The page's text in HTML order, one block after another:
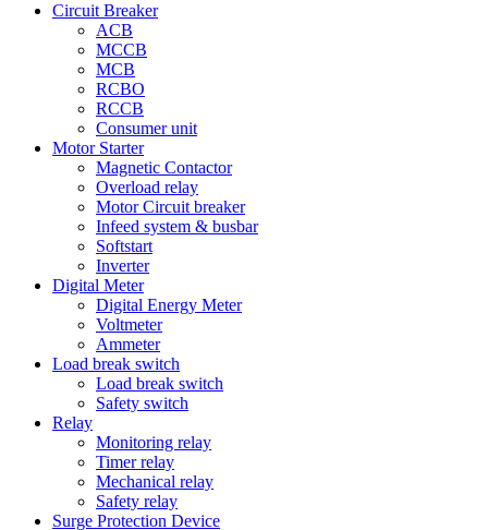
Circuit Breaker
ACB
MCCB
MCB
RCBO
RCCB
Consumer unit
Motor Starter
Magnetic Contactor
Overload relay
Motor Circuit breaker
Infeed system & busbar
Softstart
Inverter
Digital Meter
Digital Energy Meter
Voltmeter
Ammeter
Load break switch
Load break switch
Safety switch
Relay
Monitoring relay
Timer relay
Mechanical relay
Safety relay
Surge Protection Device